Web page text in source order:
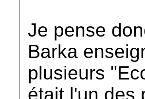
Je pense
Barka
plusieurs
était l'un des